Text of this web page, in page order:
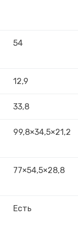
54
12,9
33,8
99,8×34,5×21,2
77×54,5×28,8
Есть